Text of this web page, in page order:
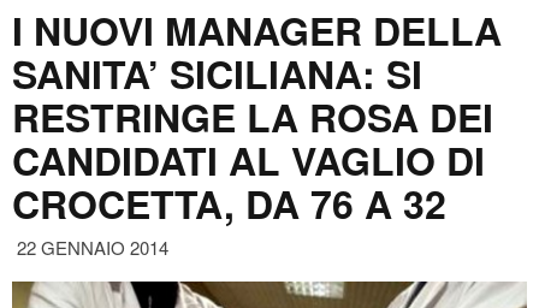
I NUOVI MANAGER DELLA
SANITA’ SICILIANA: SI
RESTRINGE LA ROSA DEI
CANDIDATI AL VAGLIO DI
CROCETTA, DA 76 A 32
22 GENNAIO 2014